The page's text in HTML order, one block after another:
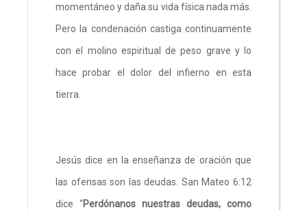
momentáneo y daña su vida física nada más.
Pero la condenación castiga continuamente
con el molino espiritual de peso grave y lo
hace probar el dolor del infierno en esta
tierra.
Jesús dice en la enseñanza de oración que
las ofensas son las deudas. San Mateo 6:12
dice “Perdónanos nuestras deudas, como